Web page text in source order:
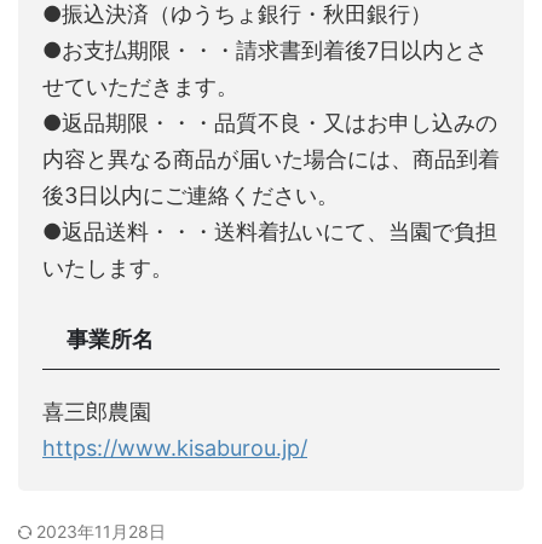
●振込決済（ゆうちょ銀行・秋田銀行）
●お支払期限・・・請求書到着後7日以内とさ
せていただきます。
●返品期限・・・品質不良・又はお申し込みの
内容と異なる商品が届いた場合には、商品到着
後3日以内にご連絡ください。
●返品送料・・・送料着払いにて、当園で負担
いたします。
事業所名
喜三郎農園
https://www.kisaburou.jp/
2023年11月28日